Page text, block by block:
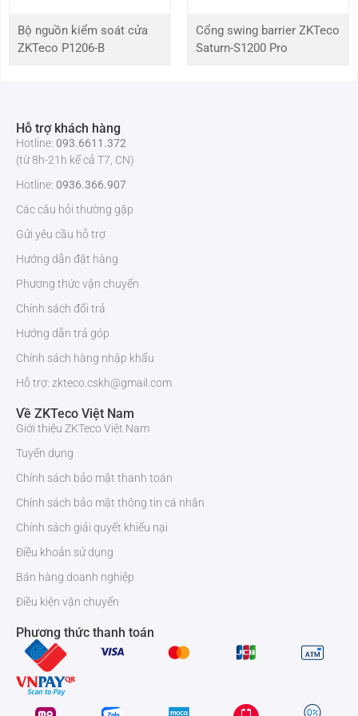
Bộ cấp nguồn điện mini ZKTeco ZK-B1
Để biết thêm thông tin chi tiết về
khác, vui lòng liên hệ ZKTeco Việt Nam
để bảo vệ các thiết bị điện tử của bạn một cách an toàn, hiệu quả và
tiết kiệm!
Bộ nguồn kiểm soát cửa
ZKTeco P1206-B
Cổng swing barrier ZKTeco
Saturn-S1200 Pro
Hỗ trợ khách hàng
Hotline: 093.6611.372
(từ 8h-21h kể cả T7, CN)
Hotline: 0936.366.907
Các câu hỏi thường gặp
Gửi yêu cầu hỗ trợ
Hướng dẫn đặt hàng
Phương thức vận chuyển
Chính sách đổi trả
Hướng dẫn trả góp
Chính sách hàng nhập khẩu
Hỗ trợ: zkteco.cskh@gmail.com
Về ZKTeco Việt Nam
Giới thiệu ZKTeco Việt Nam
Tuyển dụng
Chính sách bảo mật thanh toán
Chính sách bảo mật thông tin cá nhân
Chính sách giải quyết khiếu nại
Điều khoản sử dụng
Bán hàng doanh nghiệp
Điều kiện vận chuyển
Phương thức thanh toán